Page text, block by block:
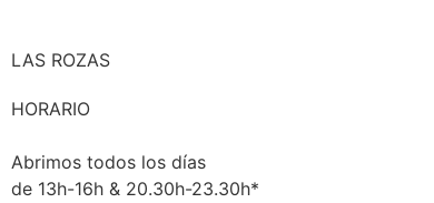
LAS ROZAS
HORARIO
Abrimos todos los días
de 13h-16h & 20.30h-23.30h*